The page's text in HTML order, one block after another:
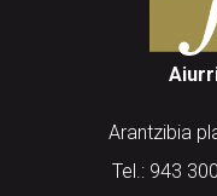
Arantzibia
Tel.: 943